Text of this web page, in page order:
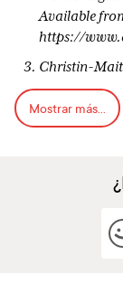
Available
https://
Christin-
and their use
Metab. 2013
Fam Plann
ethinyl
date: 2018
Mostrar más...